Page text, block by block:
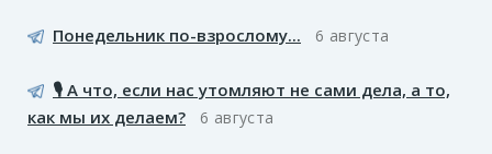
Понедельник по-взрослому... 6 августа
🎙️ А что, если нас утомляют не сами дела, а то,
как мы их делаем?
6 августа